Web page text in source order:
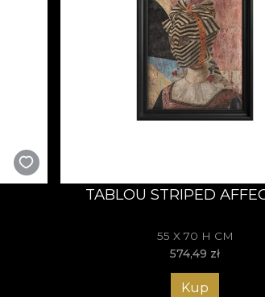
TABLOU STRIPED
55 X 70 H CM
574,49 zł
Kup